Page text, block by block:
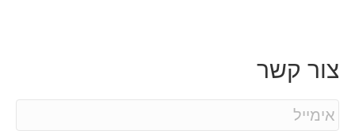
צור קשר